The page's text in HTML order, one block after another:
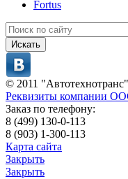
Fortus
Искать
© 2011
Реквизиты компании
Заказ по телефону:
8 (499) 130-0-113
8 (903) 1-300-113
Карта сайта
Закрыть
Закрыть